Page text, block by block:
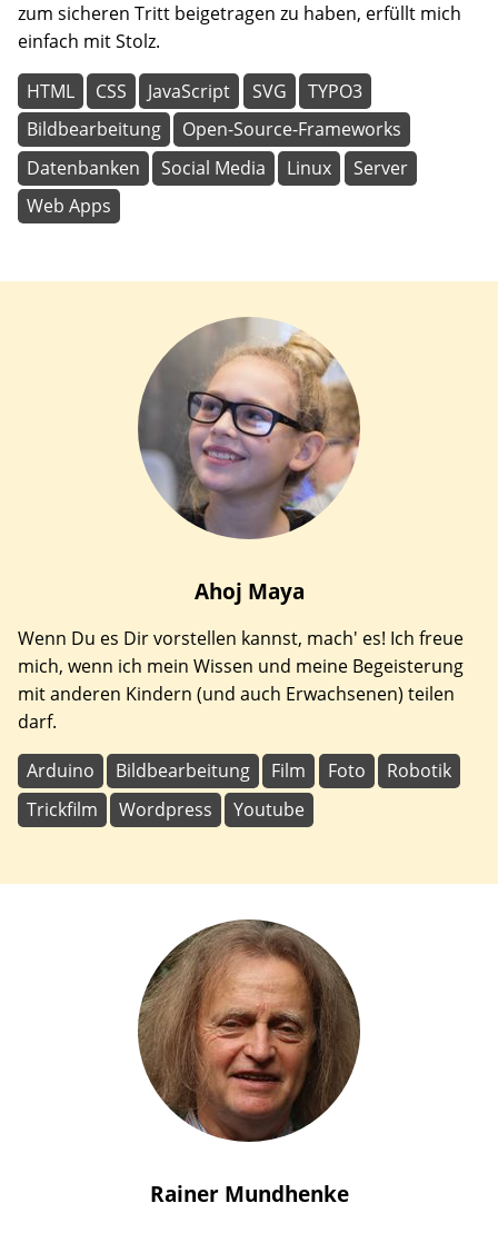
zum sicheren Tritt beigetragen zu haben, erfüllt mich
einfach mit Stolz.
HTML CSS JavaScript SVG
TYPO3
Bildbearbeitung
Open-Source-Frameworks
Datenbanken
Social Media Linux
Server
Web Apps
Ahoj Maya
Wenn Du es Dir vorstellen kannst, mach' es! Ich freue
mich, wenn ich mein Wissen und meine Begeisterung
mit anderen Kindern (und auch Erwachsenen) teilen
darf.
Arduino Bildbearbeitung Film Foto
Robotik
Trickfilm
Wordpress Youtube
Rainer Mundhenke